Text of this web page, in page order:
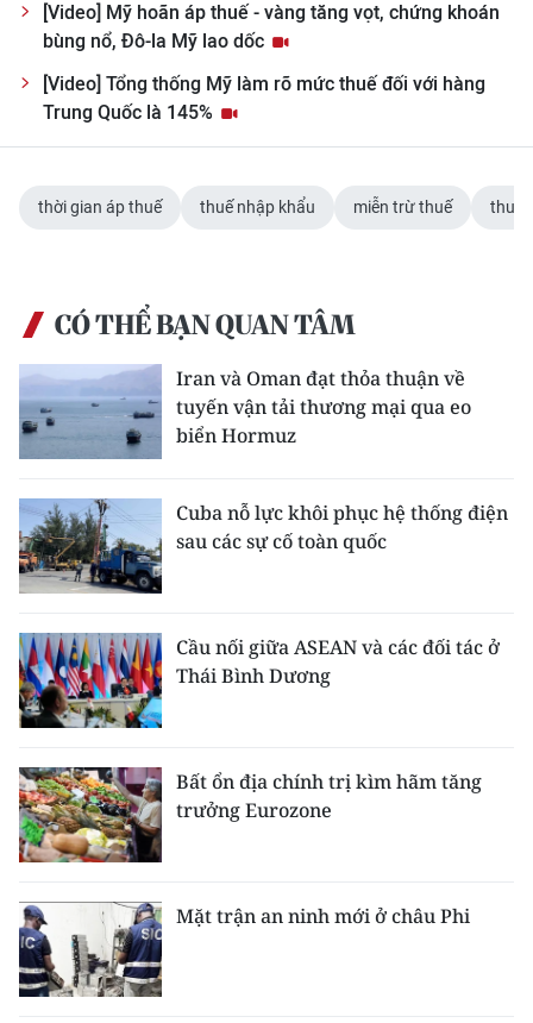
TIN ĐỊA PHƯƠNG
Trung du và miền núi phía Bắc
Đồng bằng sông Hồng
Bắc Trung Bộ
Đông Nam Bộ
Đồng bằng sông Cửu Long
Chuyên trang Hà Nội
CHUYÊN ĐỀ
CÁC CHUYÊN TRANG
VỀ BÁO NHÂN DÂN
THỜI NAY
NHÂN DÂN CUỐI TUẦN
NHÂN DÂN HẰNG THÁNG
MUA BÁO
ĐỌC BÁO IN
[Video] Mỹ hoãn áp thuế - vàng tăng vọt, chứng khoán
bùng nổ, Đô-la Mỹ lao dốc
[Video] Tổng thống Mỹ làm rõ mức thuế đối với hàng
Trung Quốc là 145%
thời gian áp thuế thuế nhập khẩu miễn trừ thuế thuế
CÓ THỂ BẠN QUAN TÂM
Iran và Oman đạt thỏa thuận về
tuyến vận tải thương mại qua eo
biển Hormuz
Cuba nỗ lực khôi phục hệ thống điện
sau các sự cố toàn quốc
Cầu nối giữa ASEAN và các đối tác ở
Thái Bình Dương
Bất ổn địa chính trị kìm hãm tăng
trưởng Eurozone
Mặt trận an ninh mới ở châu Phi